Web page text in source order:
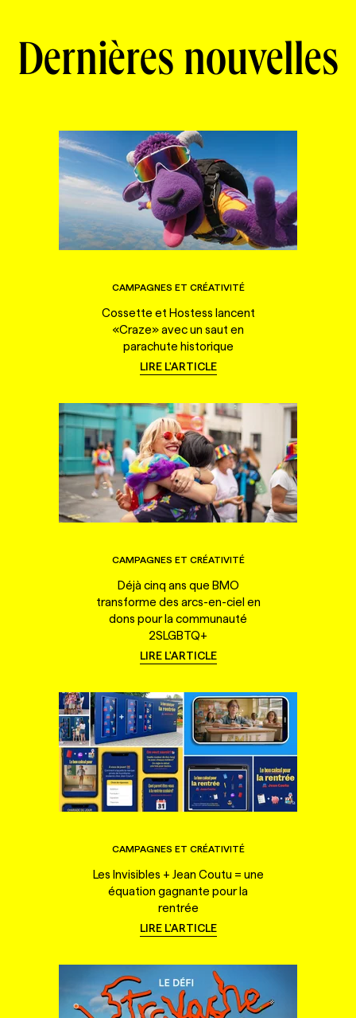
Dernières nouvelles
CAMPAGNES ET CRÉATIVITÉ
Cossette et Hostess lancent
«Craze» avec un saut en
parachute historique
LIRE L'ARTICLE
CAMPAGNES ET CRÉATIVITÉ
Déjà cinq ans que BMO
transforme des arcs-en-ciel en
dons pour la communauté
2SLGBTQ+
LIRE L'ARTICLE
CAMPAGNES ET CRÉATIVITÉ
Les Invisibles + Jean Coutu = une
équation gagnante pour la
rentrée
LIRE L'ARTICLE